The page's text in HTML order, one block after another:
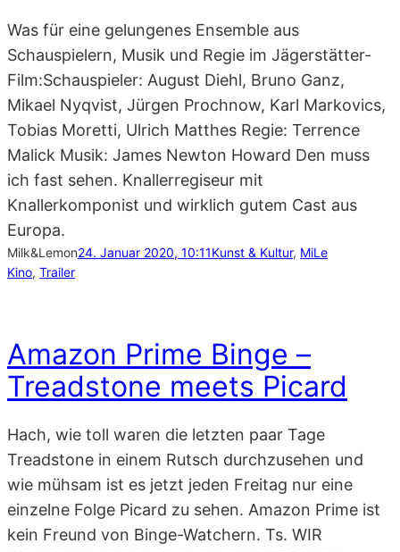
Was für eine gelungenes Ensemble aus
Schauspielern, Musik und Regie im Jägerstätter-
Film:Schauspieler: August Diehl, Bruno Ganz,
Mikael Nyqvist, Jürgen Prochnow, Karl Markovics,
Tobias Moretti, Ulrich Matthes Regie: Terrence
Malick Musik: James Newton Howard Den muss
ich fast sehen. Knallerregiseur mit
Knallerkomponist und wirklich gutem Cast aus
Europa.
Milk&Lemon24. Januar 2020, 10:11Kunst & Kultur, MiLe
Kino, Trailer
Amazon Prime Binge –
Treadstone meets Picard
Hach, wie toll waren die letzten paar Tage
Treadstone in einem Rutsch durchzusehen und
wie mühsam ist es jetzt jeden Freitag nur eine
einzelne Folge Picard zu sehen. Amazon Prime ist
kein Freund von Binge-Watchern. Ts. WIR